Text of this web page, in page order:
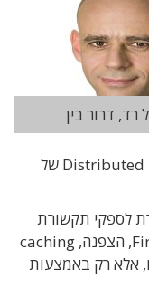
רד, דרור בין
בלונדון. הפרס ניתן תמורת מערכת Distributed NFV של
לספקי תקשורת
להשיק שירותי רשת דוגמת Firewall, NAT, הצפנה, caching
אלא רק באמצעות